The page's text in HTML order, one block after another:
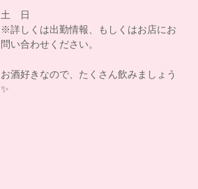
土 日
※詳しくは出勤情報、もしくはお店にお
問い合わせください。
お酒好きなので、たくさん飲みましょう
✨️